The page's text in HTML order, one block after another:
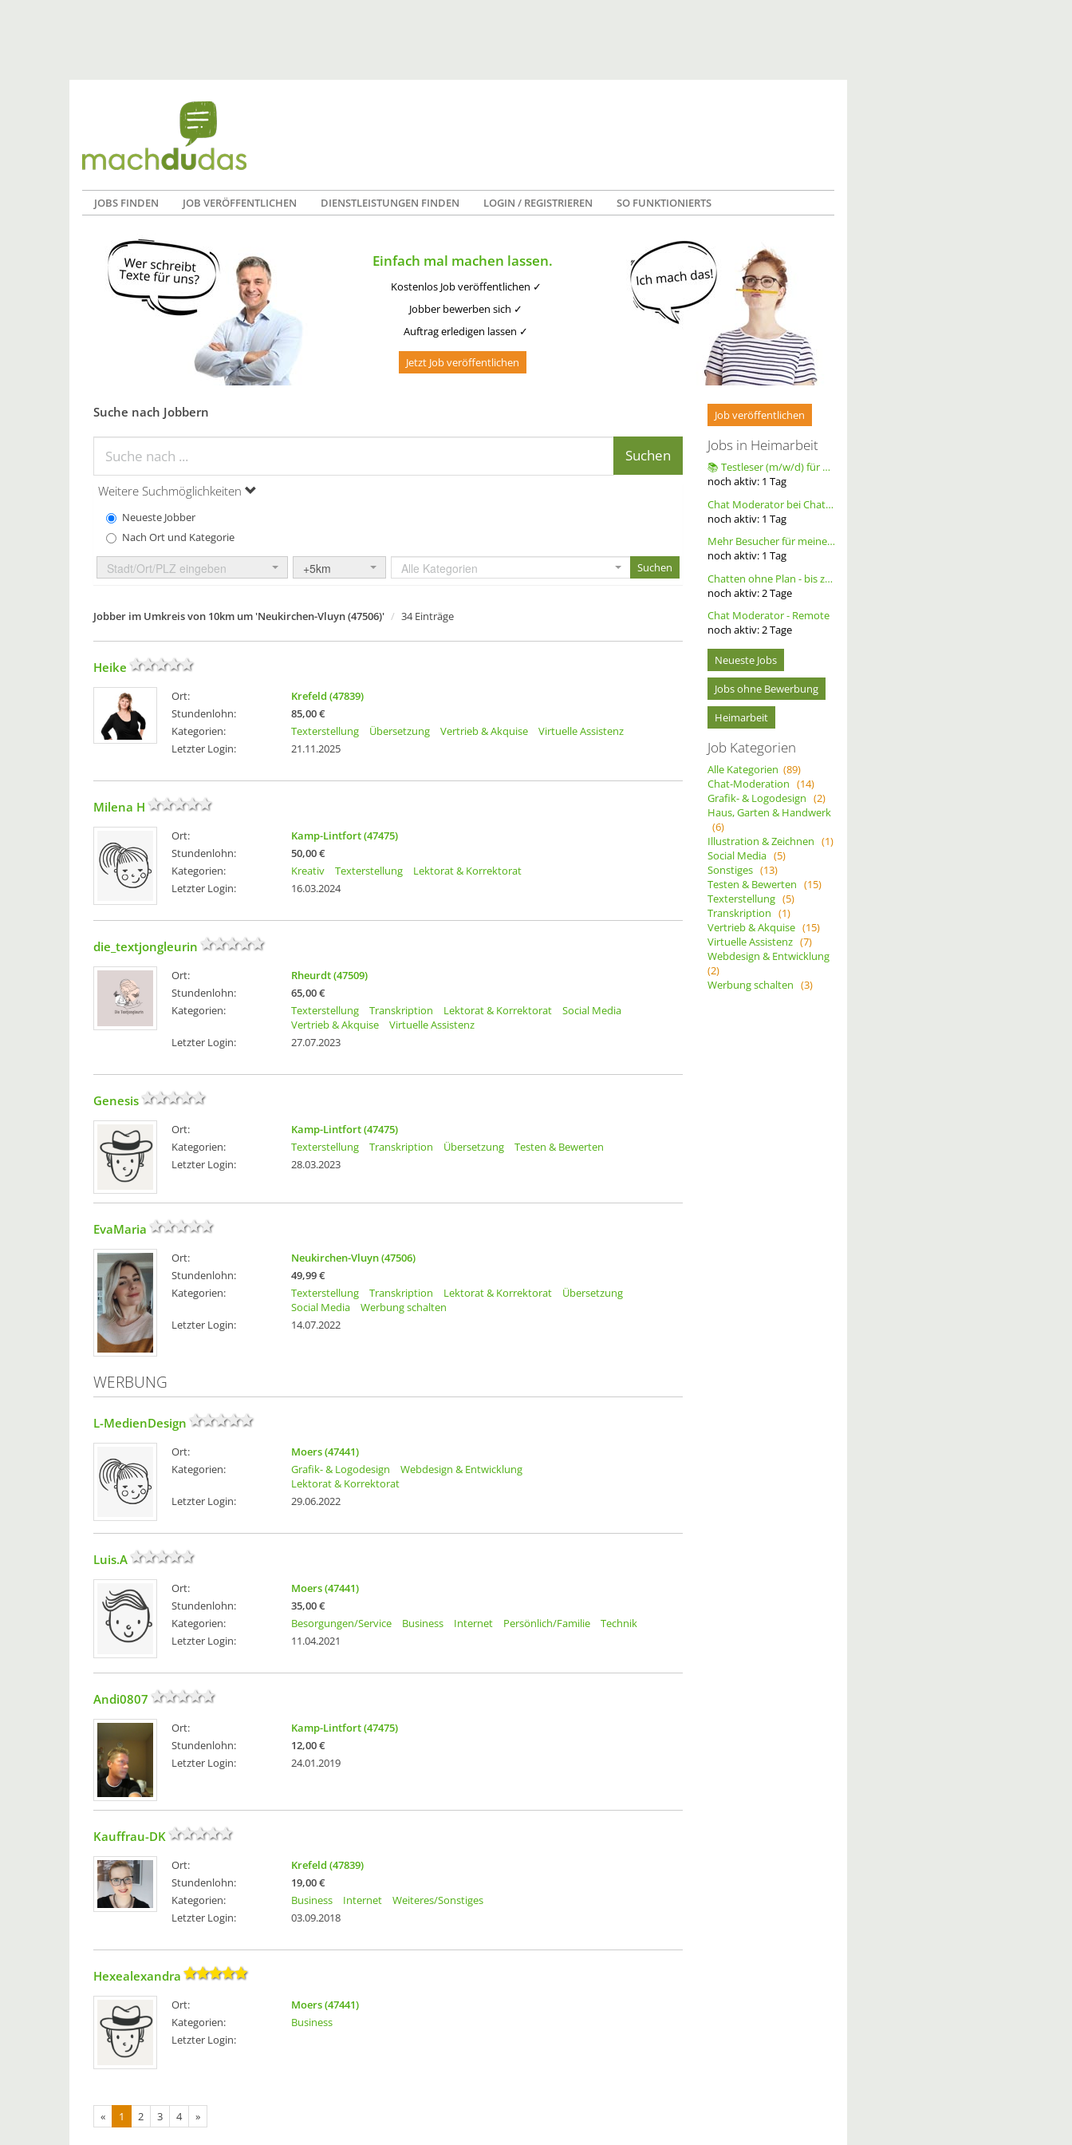
JOBS FINDEN JOB VERÖFFENTLICHEN DIENSTLEISTUNGEN FINDEN LOGIN / REGISTRIEREN SO FUNKTIONIERTS
Einfach mal machen lassen.
Kostenlos Job veröffentlichen ✓
Jobber bewerben sich ✓
Auftrag erledigen lassen ✓
Jetzt Job veröffentlichen
Suche nach Jobbern
Weitere Suchmöglichkeiten
Neueste Jobber
Nach Ort und Kategorie
Stadt/Ort/PLZ eingeben +5km Alle Kategorien
Jobber im Umkreis von 10km um 'Neukirchen-Vluyn (47506)' 34 Einträge
Heike
Ort:
Krefeld (47839)
Stundenlohn:
85,00 €
Kategorien:
Texterstellung Übersetzung Vertrieb & Akquise
Virtuelle Assistenz
Letzter Login:
21.11.2025
Milena H
Ort:
Kamp-Lintfort (47475)
Stundenlohn:
50,00 €
Kategorien:
Kreativ Texterstellung
Lektorat & Korrektorat
Letzter Login:
16.03.2024
die_textjongleurin
Ort:
Rheurdt (47509)
Stundenlohn:
65,00 €
Kategorien:
Texterstellung Transkription Lektorat & Korrektorat
Social Media
Vertrieb & Akquise
Virtuelle Assistenz
Letzter Login:
27.07.2023
Genesis
Ort:
Kamp-Lintfort (47475)
Kategorien:
Texterstellung Transkription Übersetzung
Testen & Bewerten
Letzter Login:
28.03.2023
EvaMaria
Ort:
Neukirchen-Vluyn (47506)
Stundenlohn:
49,99 €
Kategorien:
Texterstellung Transkription Lektorat & Korrektorat
Übersetzung
Social Media
Werbung schalten
Letzter Login:
14.07.2022
WERBUNG
L-MedienDesign
Ort:
Moers (47441)
Kategorien:
Grafik- & Logodesign
Webdesign & Entwicklung
Lektorat & Korrektorat
Letzter Login:
29.06.2022
Luis.A
Ort:
Moers (47441)
Stundenlohn:
35,00 €
Kategorien:
Besorgungen/Service Business Internet Persönlich/Familie
Technik
Letzter Login:
11.04.2021
Andi0807
Ort:
Kamp-Lintfort (47475)
Stundenlohn:
12,00 €
Letzter Login:
24.01.2019
Kauffrau-DK
Ort:
Krefeld (47839)
Stundenlohn:
19,00 €
Kategorien:
Business Internet
Weiteres/Sonstiges
Letzter Login:
03.09.2018
Hexealexandra
Ort:
Moers (47441)
Kategorien:
Business
Letzter Login:
« 1 2 3 4 »
Job veröffentlichen
Jobs in Heimarbeit
📚 Testleser (m/w/d) für Bücher gesucht – langfristige Zusammenarbeit
noch aktiv: 1 Tag
Chat Moderator bei Chatoria (m/w/d) – Remote
noch aktiv: 1 Tag
Mehr Besucher für meine Homepage. Alternative Werbung.
noch aktiv: 1 Tag
Chatten ohne Plan - bis zu 20 Ct. pro Out – ortsunabhängig - wöchentliche Auszahlung
noch aktiv: 2Tage
Chat Moderator - Remote
noch aktiv:2Tage
Neueste Jobs
Jobs ohne Bewerbung
Heimarbeit
Job Kategorien
Alle Kategorien (89)
Chat-Moderation (14)
Grafik- & Logodesign (2)
Haus, Garten & Handwerk
(6)
Illustration & Zeichnen (1)
Social Media (5)
Sonstiges (13)
Testen & Bewerten (15)
Texterstellung (5)
Transkription (1)
Vertrieb & Akquise (15)
Virtuelle Assistenz (7)
Webdesign & Entwicklung
(2)
Werbung schalten (3)